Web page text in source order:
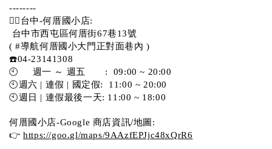
--------
💁‍♀️台中-何厝國小店:
台中市西屯區何厝街67巷13號
( #導航何厝國小大門正對面巷內 )
☎️04-23141308
🕙     週一 ～ 週五       :  09:00 ~ 20:00
🕙週六 | 連假 | 國定假:  11:00 ~ 20:00
🕙週日 | 連假最後一天: 11:00 ~ 18:00
何厝國小店-Google 商店資訊/地圖:
👉 https://goo.gl/maps/9AAzfEPJjc48xQrR6